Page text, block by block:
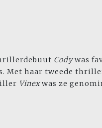
Codywas
Met haar tweede
Vinexwas ze